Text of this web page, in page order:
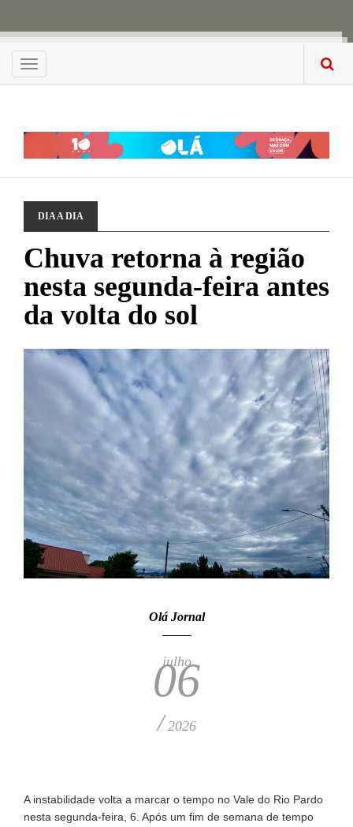
Menu
DIA A DIA
Chuva retorna à região
nesta segunda-feira antes
da volta do sol
Olá Jornal
julho
06
/ 2026
A instabilidade volta a marcar o tempo no Vale do Rio Pardo
nesta segunda-feira, 6. Após um fim de semana de tempo